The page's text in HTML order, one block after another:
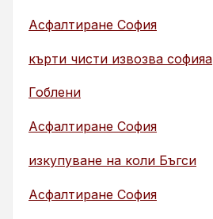
Асфалтиране София
кърти чисти извозва софияа
Гоблени
Асфалтиране София
изкупуване на коли Бъгси
Асфалтиране София